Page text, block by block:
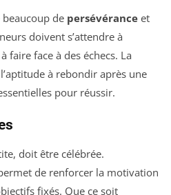
de persévérance et
doivent s’attendre à
faire face à des échecs. La
à rebondir après une
pour réussir.
doit être célébrée.
de renforcer la motivation
fixés. Que ce soit